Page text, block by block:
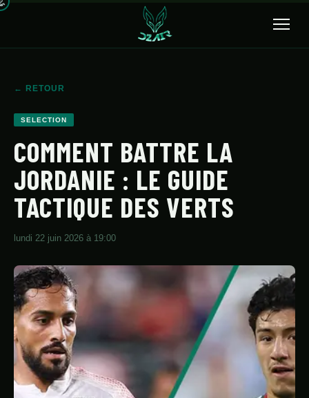
ACCUEIL
SÉLECTION
TRANSFERTS
JEUNES
STATISTIQUES
GALERIE
À PROPOS
← RETOUR
SELECTION
COMMENT BATTRE LA
JORDANIE : LE GUIDE
TACTIQUE DES VERTS
lundi 22 juin 2026 à 19:00